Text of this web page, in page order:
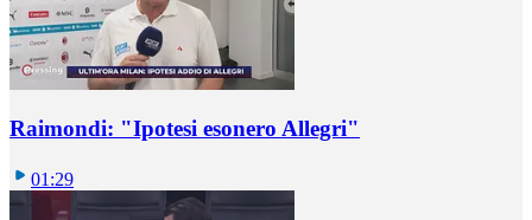
Raimondi: "Ipotesi esonero Allegri"
01:29